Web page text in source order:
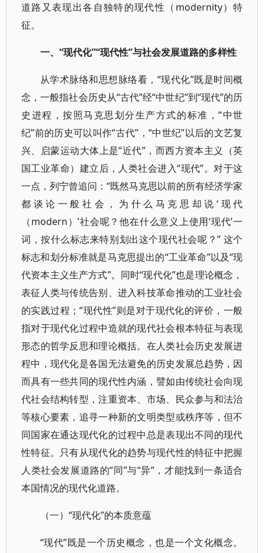
道路又表现出各自独特的现代性（modernity）特
征。
一、“现代化”“现代性”与社会发展道路的多样性
从学术脉络和思想脉络看，“现代化”既是时间概
念，一般指社会历史从“古代”经“中世纪”到“现代”的历
史进程，按照马克思划分生产方式的标准，“中世
纪”前的历史可以叫作“古代”，“中世纪”以后的文艺复
兴、启蒙运动大体上是“近代”，而西方资本主义（英
国工业革命）建立后，人类社会进入“现代”。对于这
一点，列宁曾追问：“既然马克思以前的所有经济学家
都谈论一般社会，为什么马克思却说‘现代
（modern）’社会呢？他在什么意义上使用‘现代’一
词，按什么标志来特别划出这个现代社会呢？” 这个
标志和划分标准就是马克思提出的“工业革命”以及“现
代资本主义生产方式”。同时“现代化”也是理论概念，
表征人类与传统告别、进入科技革命推动的工业社会
的实践过程；“现代性”则是对于现代化的评价，一般
指对于现代化过程中造就的现代社会根本特征与表现
形态的哲学反思和理论概括。在人类社会历史发展进
程中，现代化是各国无法避免的历史发展总趋势，因
而具有一些共同的现代性内涵，譬如由传统社会向现
代社会结构转型，注重资本、市场、民众参与和法治
等核心要素，追寻一种新的文明类型或秩序等，但不
同国家在通达现代化的过程中总是表现出不同的现代
性特征。只有从现代化的趋势与现代性的特征中把握
人类社会发展道路的“同”与“异”，才能找到一条适合
本国情况的现代化道路。
（一）“现代化”的本质意蕴
“现代”既是一个历史概念，也是一个文化概念。